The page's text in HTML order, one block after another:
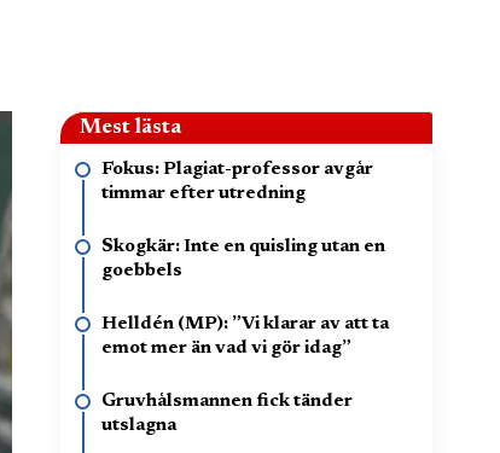
Mest lästa
Fokus: Plagiat-professor avgår
timmar efter utredning
Skogkär: Inte en quisling utan en
goebbels
Helldén (MP): ”Vi klarar av att ta
emot mer än vad vi gör idag”
Gruvhålsmannen fick tänder
utslagna